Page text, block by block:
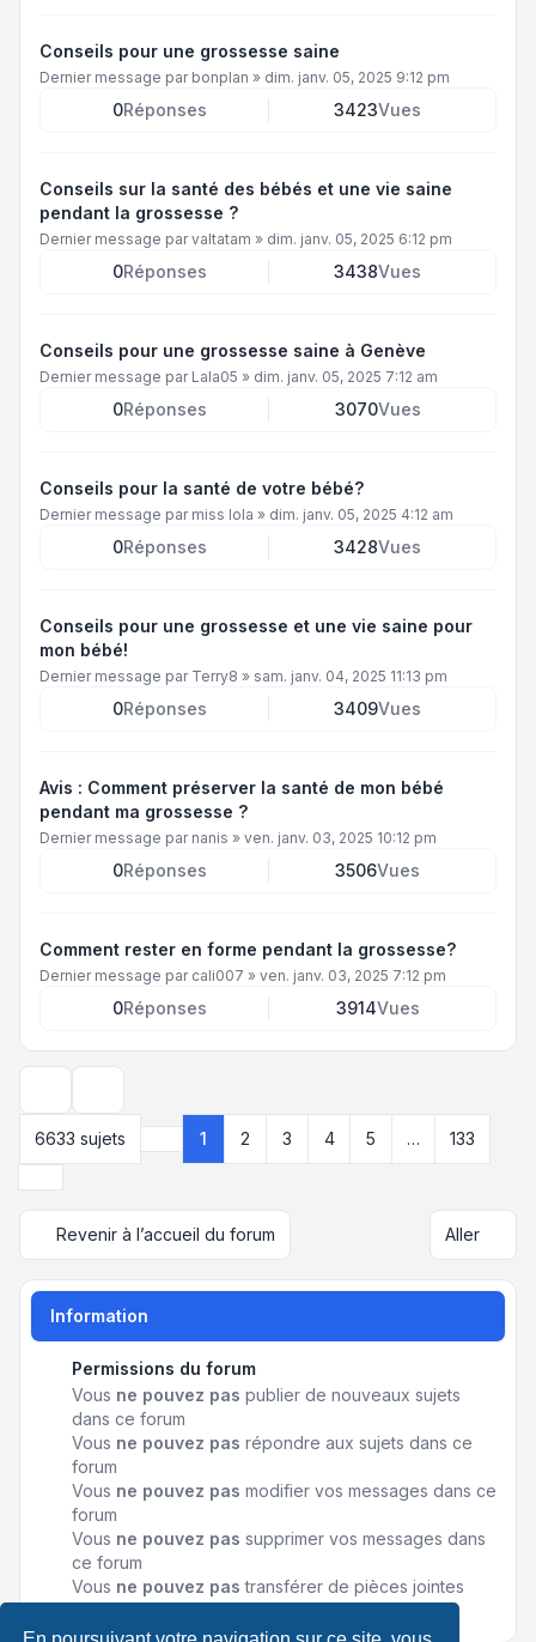
Conseils pour une grossesse saine
Dernier message par bonplan » dim. janv. 05, 2025 9:12 pm
0Réponses 3423Vues
Conseils sur la santé des bébés et une vie saine
pendant la grossesse ?
Dernier message parvaltatam » dim. janv. 05, 2025 6:12 pm
0Réponses 3438Vues
Conseils pour une grossesse saine à Genève
Dernier message par Lala05 » dim. janv. 05, 2025 7:12 am
0Réponses 3070Vues
Conseils pour la santé de votre bébé?
Dernier message par miss lola » dim. janv. 05, 2025 4:12 am
0Réponses 3428Vues
Conseils pour une grossesse et une vie saine pour
mon bébé!
Dernier message par Terry8 » sam. janv. 04, 2025 11:13 pm
0Réponses 3409Vues
Avis : Comment préserver la santé de mon bébé
pendant ma grossesse ?
Dernier message par nanis » ven. janv. 03, 2025 10:12 pm
0Réponses 3506Vues
Comment rester en forme pendant la grossesse?
Dernier message par cali007 » ven. janv. 03, 2025 7:12 pm
0Réponses 3914Vues
6633 sujets
Page 1 sur133
1 2 3 4 5 …
133
Revenir à l’accueil du forum Aller
Information
Permissions du forum
Vous ne pouvez pas publier de nouveaux sujets
dans ce forum
Vous ne pouvez pas répondre aux sujets dans ce
forum
Vous ne pouvez pas modifier vos messages dans ce
forum
Vous ne pouvez pas supprimer vos messages dans
ce forum
Vous ne pouvez pas transférer de pièces jointes